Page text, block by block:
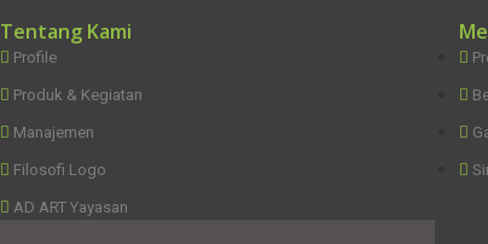
Tentang Kami
Profile
Produk & Kegiatan
Manajemen
Filosofi Logo
AD ART Yayasan